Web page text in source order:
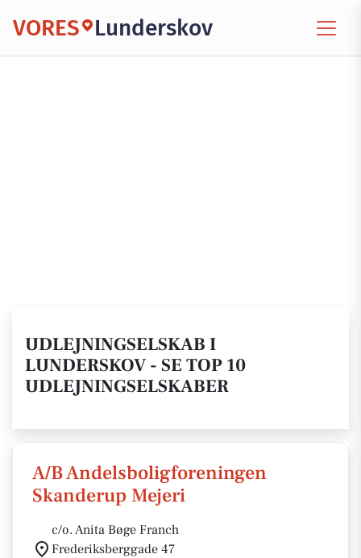
VORES Lunderskov
UDLEJNINGSELSKAB I
LUNDERSKOV - SE TOP 10
UDLEJNINGSELSKABER
A/B Andelsboligforeningen
Skanderup Mejeri
c/o. Anita Bøge Franch
Frederiksberggade 47